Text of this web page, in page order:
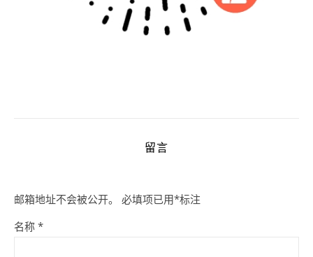
留言
邮箱地址不会被公开。 必填项已用*标注
名称 *